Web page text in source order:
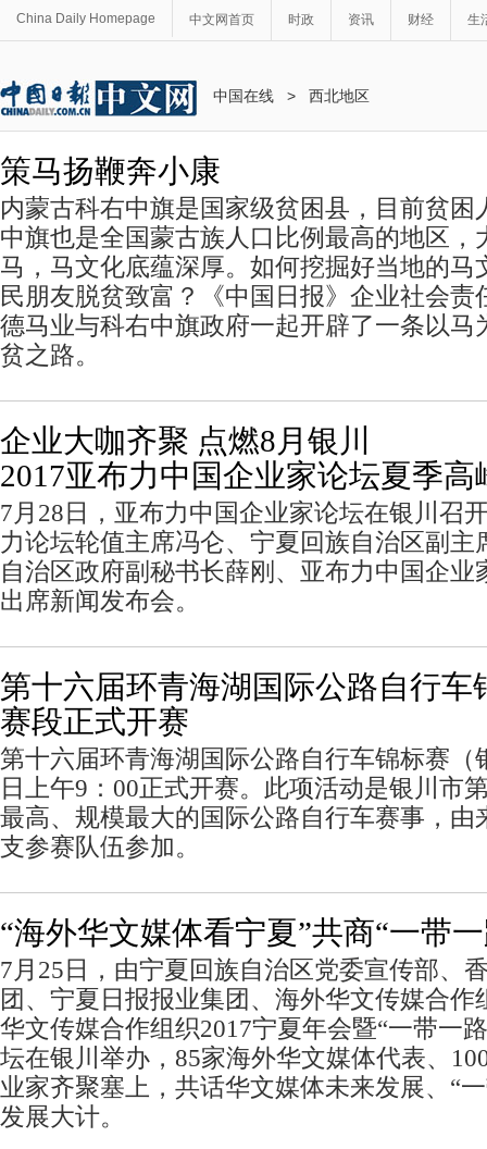
China Daily Homepage 中文网首页 时政 资讯 财经 生
中国在线 > 西北地区
策马扬鞭奔小康
内蒙古科右中旗是国家级贫困县，目前贫困
中旗也是全国蒙古族人口比例最高的地区，
马，马文化底蕴深厚。如何挖掘好当地的马
民朋友脱贫致富？《中国日报》企业社会责
德马业与科右中旗政府一起开辟了一条以马
贫之路。
企业大咖齐聚 点燃8月银川
2017亚布力中国企业家论坛夏季
7月28日，亚布力中国企业家论坛在银川召
力论坛轮值主席冯仑、宁夏回族自治区副主
自治区政府副秘书长薛刚、亚布力中国企业
出席新闻发布会。
第十六届环青海湖国际公路自行车
赛段正式开赛
第十六届环青海湖国际公路自行车锦标赛（
日上午9：00正式开赛。此项活动是银川市
最高、规模最大的国际公路自行车赛事，由
支参赛队伍参加。
“海外华文媒体看宁夏”共商“一带
7月25日，由宁夏回族自治区党委宣传部、
团、宁夏日报报业集团、海外华文传媒合作
华文传媒合作组织2017宁夏年会暨“一带一
坛在银川举办，85家海外华文媒体代表、
业家齐聚塞上，共话华文媒体未来发展、“
发展大计。